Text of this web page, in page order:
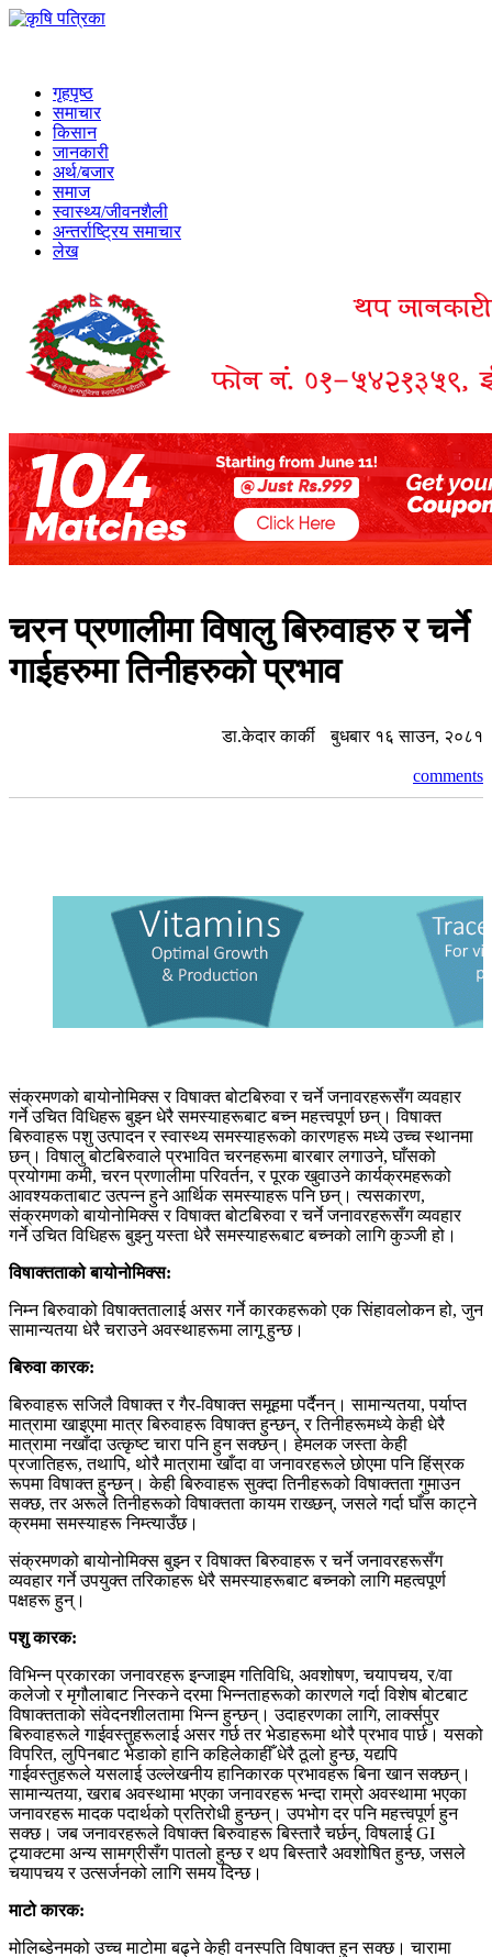
गृहपृष्ठ
समाचार
किसान
जानकारी
अर्थ/बजार
समाज
स्वास्थ्य/जीवनशैली
अन्तर्राष्ट्रिय समाचार
लेख
चरन प्रणालीमा विषालु बिरुवाहरु र चर्ने
गाईहरुमा तिनीहरुको प्रभाव
डा.केदार कार्की बुधबार १६ साउन, २०८१
comments
संक्रमणको बायोनोमिक्स र विषाक्त बोटबिरुवा र चर्ने जनावरहरूसँग व्यवहार
गर्ने उचित विधिहरू बुझ्न धेरै समस्याहरूबाट बच्न महत्त्वपूर्ण छन्। विषाक्त
बिरुवाहरू पशु उत्पादन र स्वास्थ्य समस्याहरूको कारणहरू मध्ये उच्च स्थानमा
छन्। विषालु बोटबिरुवाले प्रभावित चरनहरूमा बारबार लगाउने, घाँसको
प्रयोगमा कमी, चरन प्रणालीमा परिवर्तन, र पूरक खुवाउने कार्यक्रमहरूको
आवश्यकताबाट उत्पन्न हुने आर्थिक समस्याहरू पनि छन्। त्यसकारण,
संक्रमणको बायोनोमिक्स र विषाक्त बोटबिरुवा र चर्ने जनावरहरूसँग व्यवहार
गर्ने उचित विधिहरू बुझ्नु यस्ता धेरै समस्याहरूबाट बच्नको लागि कुञ्जी हो।
विषाक्तताको बायोनोमिक्स:
निम्न बिरुवाको विषाक्ततालाई असर गर्ने कारकहरूको एक सिंहावलोकन हो, जुन
सामान्यतया धेरै चराउने अवस्थाहरूमा लागू हुन्छ।
बिरुवा कारक:
बिरुवाहरू सजिलै विषाक्त र गैर-विषाक्त समूहमा पर्दैनन्। सामान्यतया, पर्याप्त
मात्रामा खाइएमा मात्र बिरुवाहरू विषाक्त हुन्छन्, र तिनीहरूमध्ये केही धेरै
मात्रामा नखाँदा उत्कृष्ट चारा पनि हुन सक्छन्। हेमलक जस्ता केही
प्रजातिहरू, तथापि, थोरै मात्रामा खाँदा वा जनावरहरूले छोएमा पनि हिंस्रक
रूपमा विषाक्त हुन्छन्। केही बिरुवाहरू सुक्दा तिनीहरूको विषाक्तता गुमाउन
सक्छ, तर अरूले तिनीहरूको विषाक्तता कायम राख्छन्, जसले गर्दा घाँस काट्ने
क्रममा समस्याहरू निम्त्याउँछ।
संक्रमणको बायोनोमिक्स बुझ्न र विषाक्त बिरुवाहरू र चर्ने जनावरहरूसँग
व्यवहार गर्ने उपयुक्त तरिकाहरू धेरै समस्याहरूबाट बच्नको लागि महत्वपूर्ण
पक्षहरू हुन्।
पशु कारक:
विभिन्न प्रकारका जनावरहरू इन्जाइम गतिविधि, अवशोषण, चयापचय, र/वा
कलेजो र मृगौलाबाट निस्कने दरमा भिन्नताहरूको कारणले गर्दा विशेष बोटबाट
विषाक्तताको संवेदनशीलतामा भिन्न हुन्छन्। उदाहरणका लागि, लार्क्सपुर
बिरुवाहरूले गाईवस्तुहरूलाई असर गर्छ तर भेडाहरूमा थोरै प्रभाव पार्छ। यसको
विपरित, लुपिनबाट भेडाको हानि कहिलेकाहीँ धेरै ठूलो हुन्छ, यद्यपि
गाईवस्तुहरूले यसलाई उल्लेखनीय हानिकारक प्रभावहरू बिना खान सक्छन्।
सामान्यतया, खराब अवस्थामा भएका जनावरहरू भन्दा राम्रो अवस्थामा भएका
जनावरहरू मादक पदार्थको प्रतिरोधी हुन्छन्। उपभोग दर पनि महत्त्वपूर्ण हुन
सक्छ। जब जनावरहरूले विषाक्त बिरुवाहरू बिस्तारै चर्छन्, विषलाई GI
ट्र्याक्टमा अन्य सामग्रीसँग पातलो हुन्छ र थप बिस्तारै अवशोषित हुन्छ, जसले
चयापचय र उत्सर्जनको लागि समय दिन्छ।
माटो कारक:
मोलिब्डेनमको उच्च माटोमा बढ्ने केही वनस्पति विषाक्त हुन सक्छ। चारामा